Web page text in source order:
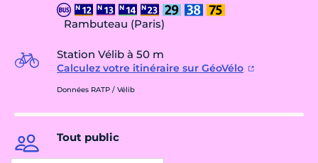
Rambuteau (Paris)
Station Vélib à 50 m
Calculez votre itinéraire sur GéoVélo
Données RATP / Vélib
Tout public